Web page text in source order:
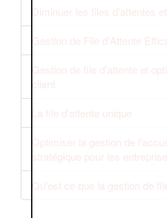
Diminuer les files d'attentes
Gestion de File d'Attente
Gestion de file d'attente et
client
La file d'attente unique
Optimiser la gestion de
stratégique pour les
Qu'est ce que la gestion de